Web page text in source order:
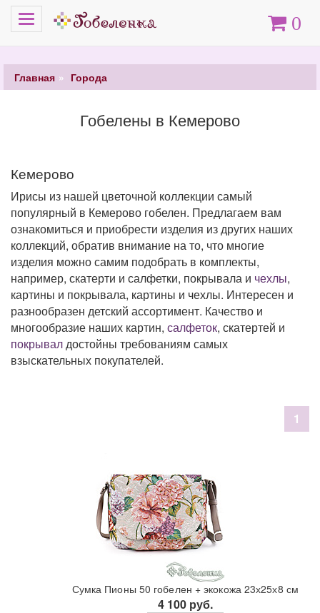
Меню Корзина
0
Главная Города
Гобелены в Кемерово
Кемерово
Ирисы из нашей цветочной коллекции самый
популярный в Кемерово гобелен. Предлагаем вам
ознакомиться и приобрести изделия из других наших
коллекций, обратив внимание на то, что многие
изделия можно самим подобрать в комплекты,
например, скатерти и салфетки, покрывала и чехлы,
картины и покрывала, картины и чехлы. Интересен и
разнообразен детский ассортимент. Качество и
многообразие наших картин, салфеток, скатертей и
покрывалдостойны требованиям самых
взыскательных покупателей.
1
Сумка Пионы 50 гобелен + экокожа 23х25х8 см
4 100 руб.